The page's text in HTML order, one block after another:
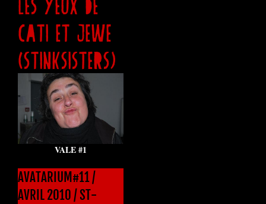
LES YEUX DE
CATI ET JEWE
(STINKSISTERS)
VALE #1
AVATARIUM#11 /
AVRIL 2010 / ST-